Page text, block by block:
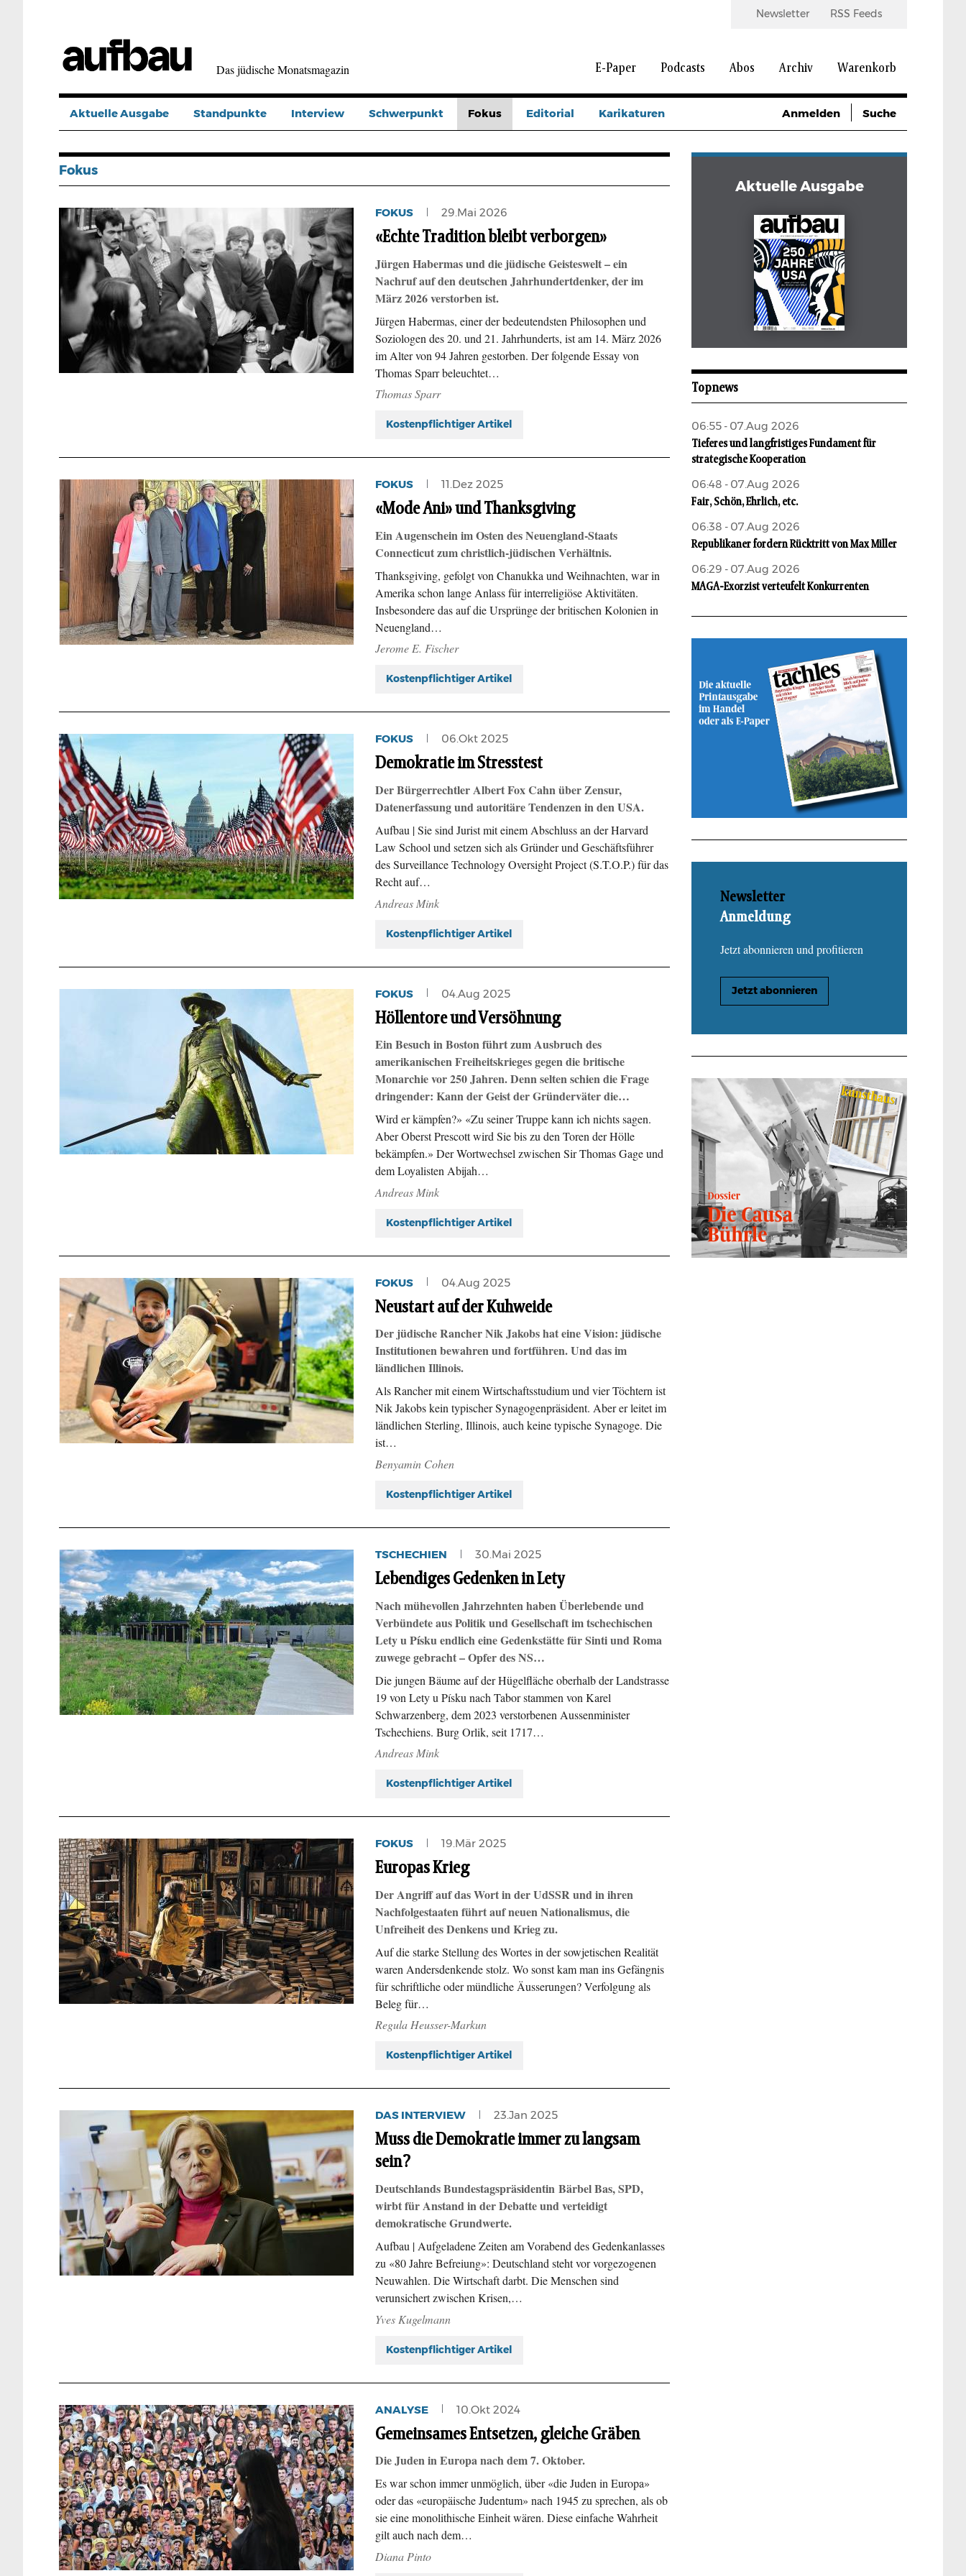
Das jüdische Monatsmagazin
Newsletter RSS Feeds
E-Paper Podcasts Abos Archiv Warenkorb
Aktuelle Ausgabe Standpunkte Interview Schwerpunkt Fokus Editorial Karikaturen Anmelden Suche
Fokus
FOKUS 29.Mai 2026
«Echte Tradition bleibt verborgen»
Jürgen Habermas und die jüdische Geisteswelt – ein
Nachruf auf den deutschen Jahrhundertdenker, der im
März 2026 verstorben ist.
Jürgen Habermas, einer der bedeutendsten Philosophen und
Soziologen des 20. und 21. Jahrhunderts, ist am 14. März 2026
im Alter von 94 Jahren gestorben. Der folgende Essay von
Thomas Sparr beleuchtet…
Thomas Sparr
Kostenpflichtiger Artikel
FOKUS 11.Dez 2025
«Mode Ani» und Thanksgiving
Ein Augenschein im Osten des Neuengland-Staats
Connecticut zum christlich-jüdischen Verhältnis.
Thanksgiving, gefolgt von Chanukka und Weihnachten, war in
Amerika schon lange Anlass für interreligiöse Aktivitäten.
Insbesondere das auf die Ursprünge der britischen Kolonien in
Neuengland…
Jerome E. Fischer
Kostenpflichtiger Artikel
FOKUS 06.Okt 2025
Demokratie im Stresstest
Der Bürgerrechtler Albert Fox Cahn über Zensur,
Datenerfassung und autoritäre Tendenzen in den USA.
Aufbau | Sie sind Jurist mit einem Abschluss an der Harvard
Law School und setzen sich als Gründer und Geschäftsführer
des Surveillance Technology Oversight Project (S.T.O.P.) für das
Recht auf…
Andreas Mink
Kostenpflichtiger Artikel
FOKUS 04.Aug 2025
Höllentore und Versöhnung
Ein Besuch in Boston führt zum Ausbruch des
amerikanischen Freiheitskrieges gegen die britische
Monarchie vor 250 Jahren. Denn selten schien die Frage
dringender: Kann der Geist der Gründerväter die…
Wird er kämpfen?» «Zu seiner Truppe kann ich nichts sagen.
Aber Oberst Prescott wird Sie bis zu den Toren der Hölle
bekämpfen.» Der Wortwechsel zwischen Sir Thomas Gage und
dem Loyalisten Abijah…
Andreas Mink
Kostenpflichtiger Artikel
FOKUS 04.Aug 2025
Neustart auf der Kuhweide
Der jüdische Rancher Nik Jakobs hat eine Vision: jüdische
Institutionen bewahren und fortführen. Und das im
ländlichen Illinois.
Als Rancher mit einem Wirtschaftsstudium und vier Töchtern ist
Nik Jakobs kein typischer Synagogenpräsident. Aber er leitet im
ländlichen Sterling, Illinois, auch keine typische Synagoge. Die
ist…
Benyamin Cohen
Kostenpflichtiger Artikel
TSCHECHIEN 30.Mai 2025
Lebendiges Gedenken in Lety
Nach mühevollen Jahrzehnten haben Überlebende und
Verbündete aus Politik und Gesellschaft im tschechischen
Lety u Písku endlich eine Gedenkstätte für Sinti und Roma
zuwege gebracht – Opfer des NS…
Die jungen Bäume auf der Hügelfläche oberhalb der Landstrasse
19 von Lety u Písku nach Tabor stammen von Karel
Schwarzenberg, dem 2023 verstorbenen Aussenminister
Tschechiens. Burg Orlik, seit 1717…
Andreas Mink
Kostenpflichtiger Artikel
FOKUS 19.Mär 2025
Europas Krieg
Der Angriff auf das Wort in der UdSSR und in ihren
Nachfolgestaaten führt auf neuen Nationalismus, die
Unfreiheit des Denkens und Krieg zu.
Auf die starke Stellung des Wortes in der sowjetischen Realität
waren Andersdenkende stolz. Wo sonst kam man ins Gefängnis
für schriftliche oder mündliche Äusserungen? Verfolgung als
Beleg für…
Regula Heusser-Markun
Kostenpflichtiger Artikel
DAS INTERVIEW 23.Jan 2025
Muss die Demokratie immer zu langsam
sein?
Deutschlands Bundestagspräsidentin Bärbel Bas, SPD,
wirbt für Anstand in der Debatte und verteidigt
demokratische Grundwerte.
Aufbau | Aufgeladene Zeiten am Vorabend des Gedenkanlasses
zu «80 Jahre Befreiung»: Deutschland steht vor vorgezogenen
Neuwahlen. Die Wirtschaft darbt. Die Menschen sind
verunsichert zwischen Krisen,…
Yves Kugelmann
Kostenpflichtiger Artikel
ANALYSE 10.Okt 2024
Gemeinsames Entsetzen, gleiche Gräben
Die Juden in Europa nach dem 7. Oktober.
Es war schon immer unmöglich, über «die Juden in Europa»
oder das «europäische Judentum» nach 1945 zu sprechen, als ob
sie eine monolithische Einheit wären. Diese einfache Wahrheit
gilt auch nach dem…
Diana Pinto
Aktuelle Ausgabe
Mai 2026
Topnews
06:55 - 07.Aug 2026
Tieferes und langfristiges Fundament für
strategische Kooperation
06:48 - 07.Aug 2026
Fair, Schön, Ehrlich, etc.
06:38 - 07.Aug 2026
Republikaner fordern Rücktritt von Max Miller
06:29 - 07.Aug 2026
MAGA-Exorzist verteufelt Konkurrenten
Newsletter
Anmeldung
Jetzt abonnieren und profitieren
Jetzt abonnieren